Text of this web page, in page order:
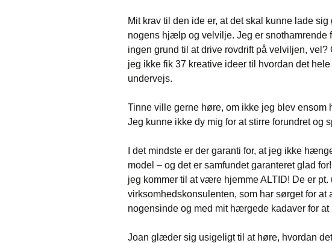
Mit krav til den ide er, at det skal kunne lade
nogens hjælp og velvilje. Jeg er snothamrende
ingen grund til at drive rovdrift på velviljen,
jeg ikke fik 37 kreative ideer til hvordan det
undervejs.
Tinne ville gerne høre, om ikke jeg blev ensom
Jeg kunne ikke dy mig for at stirre forundret og
I det mindste er der garanti for, at jeg ikke
model – og det er samfundet garanteret glad
jeg kommer til at være hjemme ALTID! De er pt.
virksomhedskonsulenten, som har sørget for at
nogensinde og med mit hærgede kadaver for
Joan glæder sig usigeligt til at høre, hvordan